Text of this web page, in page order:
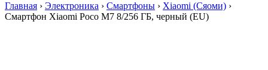
Главная › Электроника › Смартфоны › Xiaomi (Сяоми) ›
Смартфон Xiaomi Poco M7 8/256 ГБ, черный (EU)